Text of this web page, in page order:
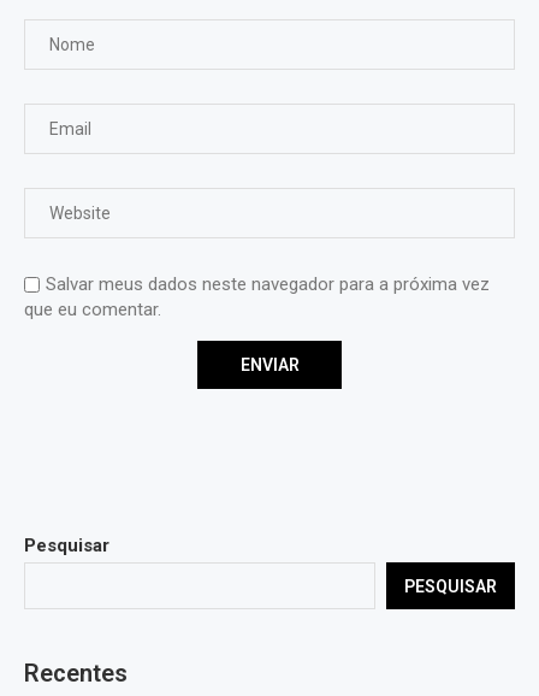
Salvar meus dados neste navegador para a próxima vez
que eu comentar.
Pesquisar
PESQUISAR
Recentes